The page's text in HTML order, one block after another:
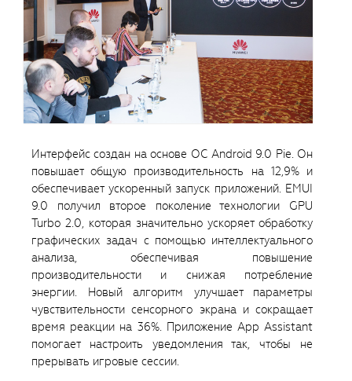
Интерфейс создан на основе ОС Android 9.0 Pie. Он
повышает общую производительность на 12,9% и
обеспечивает ускоренный запуск приложений. EMUI
9.0 получил второе поколение технологии GPU
Turbo 2.0, которая значительно ускоряет обработку
графических задач с помощью интеллектуального
анализа, обеспечивая повышение
производительности и снижая потребление
энергии. Новый алгоритм улучшает параметры
чувствительности сенсорного экрана и сокращает
время реакции на 36%. Приложение App Assistant
помогает настроить уведомления так, чтобы не
прерывать игровые сессии.